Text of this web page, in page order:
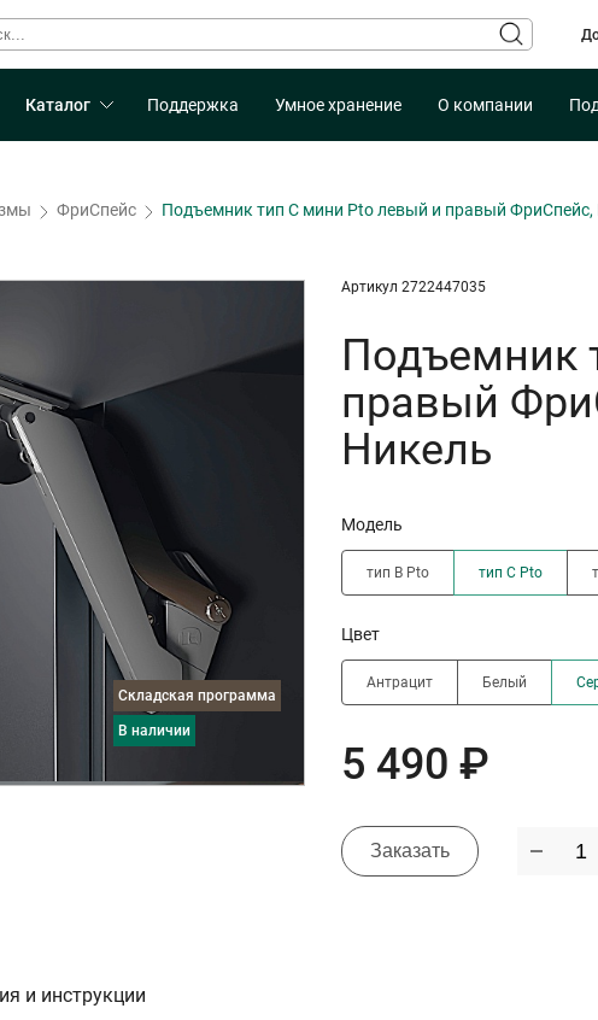
Каталог Поддержка Умное хранение О компании
ФриСпейс Подъемник тип C мини Pto левый и правый
Складская программа
в наличии
Артикул 2722447035
Подъемник
правый
Никель
Модель
тип B Pto тип C Pto
Цвет
Антрацит Белый
5 490 ₽
Заказать
и инструкции